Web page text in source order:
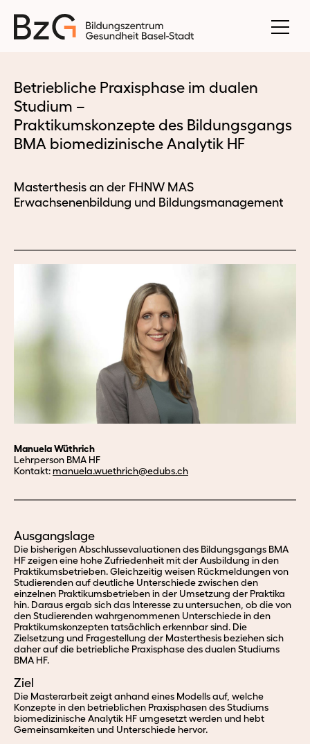
Betriebliche Praxisphase im dualen
Studium –
Praktikumskonzepte des Bildungsgangs
BMA biomedizinische Analytik HF
Masterthesis an der FHNW MAS
Erwachsenenbildung und Bildungsmanagement
Manuela Wüthrich
Lehrperson BMA HF
Kontakt:manuela.wuethrich@edubs.ch
Ausgangslage
Die bisherigen Abschlussevaluationen des Bildungsgangs BMA
HF zeigen eine hohe Zufriedenheit mit der Ausbildung in den
Praktikumsbetrieben.Gleichzeitig weisen Rückmeldungen von
Studierenden auf deutliche Unterschiede zwischen den
einzelnen Praktikumsbetrieben in der Umsetzung der Praktika
hin. Daraus ergab sichdas Interesse zu untersuchen, ob die von
den Studierenden wahrgenommenen Unterschiede in den
Praktikumskonzepten tatsächlich erkennbar sind. Die
Zielsetzung und Fragestellung der Masterthesis beziehen sich
daher auf die betriebliche Praxisphase des dualen Studiums
BMA HF.
Ziel
Die Masterarbeit zeigt anhand eines Modells auf, welche
Konzepte in den betrieblichen Praxisphasen des Studiums
biomedizinische Analytik HF umgesetzt werden und hebt
Gemeinsamkeiten und Unterschiede hervor.